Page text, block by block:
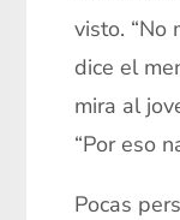
visto. “No
dice el
mira al
“Por eso
Pocas